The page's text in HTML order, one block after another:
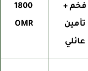
+
1800
OMR